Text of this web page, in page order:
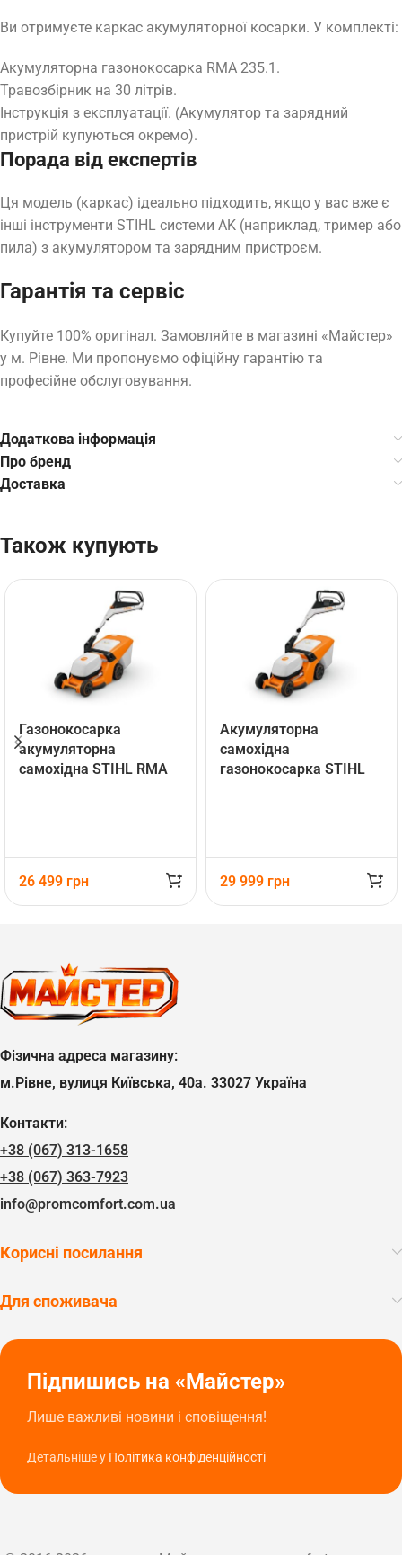
Ви отримуєте каркас акумуляторної косарки. У комплекті:
Акумуляторна газонокосарка RMA 235.1.
Травозбірник на 30 літрів.
Інструкція з експлуатації. (Акумулятор та зарядний
пристрій купуються окремо).
Порада від експертів
Ця модель (каркас) ідеально підходить, якщо у вас вже є
інші інструменти STIHL системи AK (наприклад, тример або
пила) з акумулятором та зарядним пристроєм.
Гарантія та сервіс
Купуйте 100% оригінал. Замовляйте в магазині «Майстер»
у м. Рівне. Ми пропонуємо офіційну гарантію та
професійне обслуговування.
Додаткова інформація
Про бренд
Доставка
Також купують
Газонокосарка
акумуляторна
самохідна STIHL RMA
26 499 грн
Акумуляторна
самохідна
газонокосарка STIHL
29 999 грн
Фізична адреса магазину:
м.Рівне, вулиця Київська, 40а. 33027 Україна
Контакти:
+38 (067) 313-1658
+38 (067) 363-7923
info@promcomfort.com.ua
Корисні посилання
Для споживача
Підпишись на «Майстер»
Лише важливі новини і сповіщення!
Детальніше у Політика конфіденційності